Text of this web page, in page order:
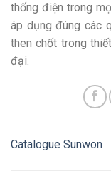
thống điện trong
áp dụng đúng các
then chốt trong
đại.
Catalogue Sunwon